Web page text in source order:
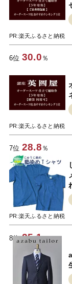
PR:楽天ふるさと納税
6位 30.0 ％
PR:楽天ふるさと納税
7位 28.8 ％
PR:楽天ふるさと納税
8位25.1％